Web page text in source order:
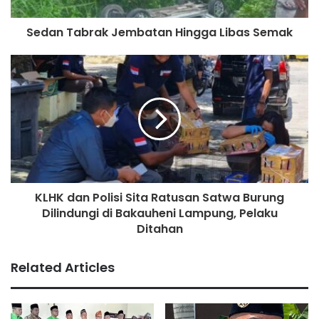
Sedan Tabrak Jembatan Hingga Libas Semak
KLHK dan Polisi Sita Ratusan Satwa Burung
Dilindungi di Bakauheni Lampung, Pelaku
Ditahan
Related Articles